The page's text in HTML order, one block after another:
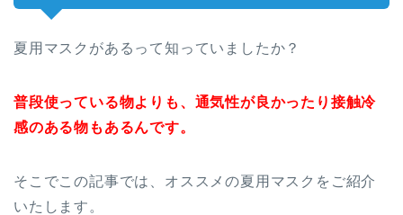
夏用マスクがあるって知っていましたか？
普段使っている物よりも、通気性が良かったり接触冷
感のある物もあるんです。
そこでこの記事では、オススメの夏用マスクをご紹介
いたします。